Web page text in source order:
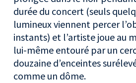
durée du concert (seuls
lumineux viennent percer
instants) et l’artiste joue au
lui-même entouré par un
douzaine d’enceintes
comme un dôme.